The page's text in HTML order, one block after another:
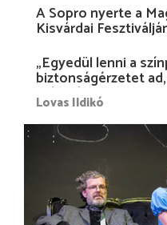
A Sopro nyerte a
Kisvárdai
„Egyedül lenni a
biztonságérzetet
más nélkül is
Lovas Ildikó